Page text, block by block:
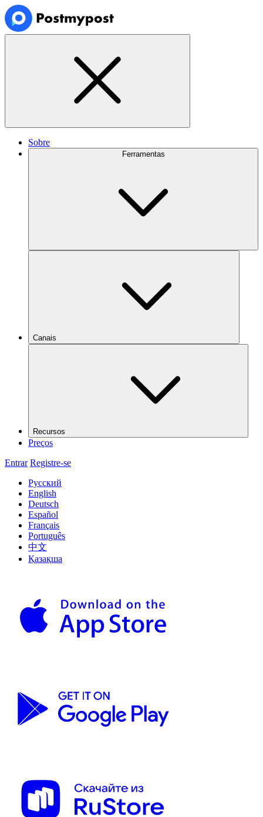
Sobre
Ferramentas
Canais
Recursos
Preços
Entrar Registre-se
Русский
English
Deutsch
Español
Français
Português
中文
Қазақша